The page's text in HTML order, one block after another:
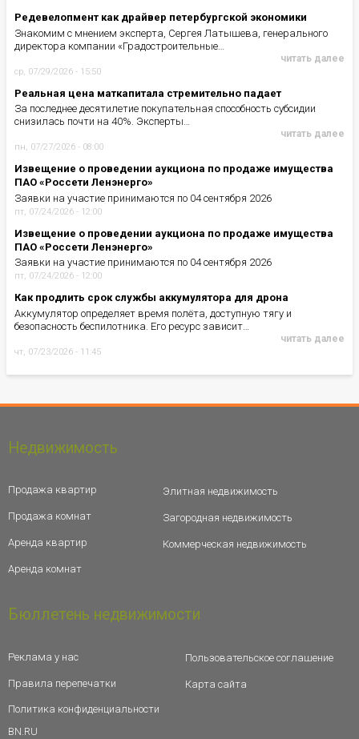
Редевелопмент как драйвер петербургской экономики
Знакомим с мнением эксперта, Сергея Латышева, генерального
директора компании «Градостроительные…
читать далее
ср, 07/29/2026 - 15:50
Реальная цена маткапитала стремительно падает
За последнее десятилетие покупательная способность субсидии
снизилась почти на 40%. Эксперты…
читать далее
пн, 07/27/2026 - 08:00
Извещение о проведении аукциона по продаже имущества
ПАО «Россети Ленэнерго»
Заявки на участие принимаются по 04 сентября 2026
пт, 07/24/2026 - 12:00
Извещение о проведении аукциона по продаже имущества
ПАО «Россети Ленэнерго»
Заявки на участие принимаются по 04 сентября 2026
пт, 07/24/2026 - 12:00
Как продлить срок службы аккумулятора для дрона
Аккумулятор определяет время полёта, доступную тягу и
безопасность беспилотника. Его ресурс зависит…
читать далее
чт, 07/23/2026 - 11:45
Недвижимость
Продажа квартир
Продажа комнат
Аренда квартир
Аренда комнат
Элитная недвижимость
Загородная недвижимость
Коммерческая недвижимость
Бюллетень недвижимости
Реклама у нас
Правила перепечатки
Политика конфиденциальности
BN.RU
Пользовательское соглашение
Карта сайта